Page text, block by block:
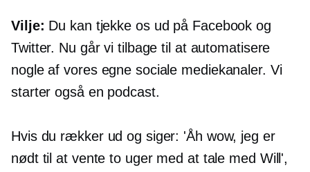
Vilje: Du kan tjekke os ud på Facebook og
Twitter. Nu går vi tilbage til at automatisere
nogle af vores egne sociale mediekanaler. Vi
starter også en podcast.
Hvis du rækker ud og siger: 'Åh wow, jeg er
nødt til at vente to uger med at tale med Will',